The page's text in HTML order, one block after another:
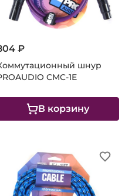
шнур
CMC-1E
₽
В корзину